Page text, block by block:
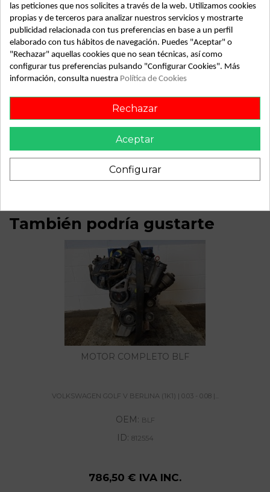
SubAlmacén
385
SubSubAlmacén
100029914
ID: 813571
Fecha disponible:
2022-05-26
Recambio de volante motor para volkswagen golf v berlina
(1k1) | 0.03 - 0.08 | 0.03 - 0.08 referencia OEM IAM
R030105271D
También podría gustarte
MOTOR COMPLETO BLF
VOLKSWAGEN GOLF V BERLINA (1K1) | 0.03 - 0.08 |...
OEM: BLF
ID: 812554
786,50 € IVA INC.
las peticiones que nos solicites a través de la web. Utilizamos cookies
propias y de terceros para analizar nuestros servicios y mostrarte
publicidad relacionada con tus preferencias en base a un perfil
elaborado con tus hábitos de navegación. Puedes "Aceptar" o
"Rechazar" aquellas cookies que no sean técnicas, así como
configurar tus preferencias pulsando "Configurar Cookies". Más
información, consulta nuestra Política de Cookies
Rechazar
Aceptar
Configurar